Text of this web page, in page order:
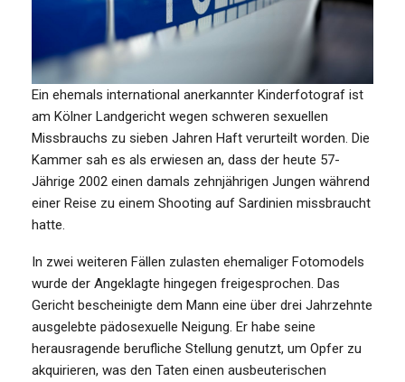
Ein ehemals international anerkannter Kinderfotograf ist
am Kölner Landgericht wegen schweren sexuellen
Missbrauchs zu sieben Jahren Haft verurteilt worden. Die
Kammer sah es als erwiesen an, dass der heute 57-
Jährige 2002 einen damals zehnjährigen Jungen während
einer Reise zu einem Shooting auf Sardinien missbraucht
hatte.
In zwei weiteren Fällen zulasten ehemaliger Fotomodels
wurde der Angeklagte hingegen freigesprochen. Das
Gericht bescheinigte dem Mann eine über drei Jahrzehnte
ausgelebte pädosexuelle Neigung. Er habe seine
herausragende berufliche Stellung genutzt, um Opfer zu
akquirieren, was den Taten einen ausbeuterischen